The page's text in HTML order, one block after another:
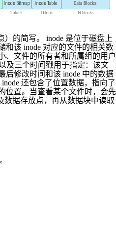
）的简写。 inode 是位于磁盘上
和该 inode 对应的文件的相关数
、文件的所有者和所属组的用户
及三个时间戳用于指定：该文
后修改时间和该 inode 中的数据
还包含了位置数据，指向了
位置。当查看某个文件时，会先
数据存放点，再从数据块中读取